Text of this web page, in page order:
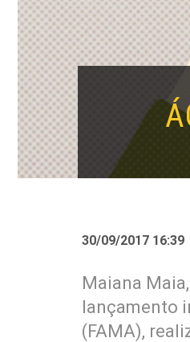
30/09/2017 16:39
Maiana
lançamento
(FAMA),